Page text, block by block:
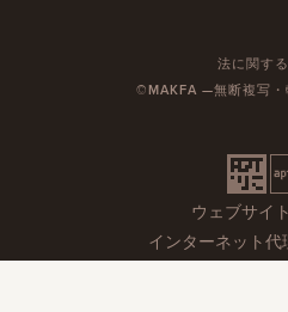
法に関す
©MAKFA —無断複写・
ウェブサイ
インターネット